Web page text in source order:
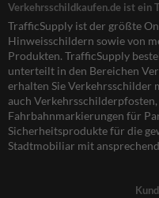
Verkehrsschildkaufen.de ist ein
TrafficSupply ist der größte
Hinweisschildern sowie von
Produkten. TrafficSupply
unterteilt in den Bereichen
erhalten Sie Verkehrsschilder
auch
Fahrbahnmarkierungen für
Sicherheitsprodukte für die
Stadtmobiliar mit